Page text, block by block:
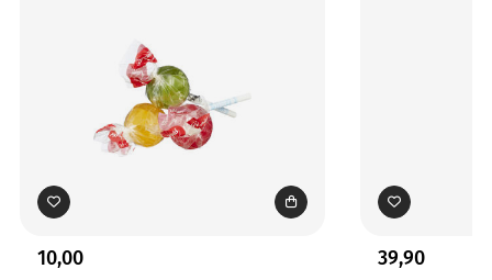
10,00 39,90